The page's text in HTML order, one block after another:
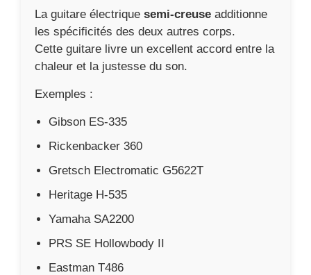
La guitare électrique semi-creuse additionne
les spécificités des deux autres corps.
Cette guitare livre un excellent accord entre la
chaleur et la justesse du son.
Exemples :
Gibson ES-335
Rickenbacker 360
Gretsch Electromatic G5622T
Heritage H-535
Yamaha SA2200
PRS SE Hollowbody II
Eastman T486